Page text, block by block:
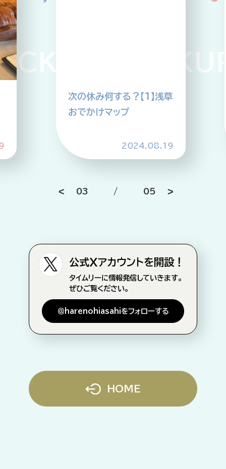
PICKUP
次の休み何する？【1】浅草
おでかけマップ
2024.08.19
03 / 05
公式Xアカウントを開設！
タイムリーに情報発信していきます。
ぜひご覧ください。
＠harenohiasahiをフォローする
HOME